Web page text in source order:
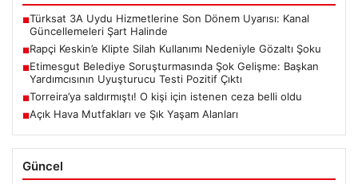
■Türksat 3A Uydu Hizmetlerine Son Dönem Uyarısı: Kanal
Güncellemeleri Şart Halinde
■Rapçi Keskin’e Klipte Silah Kullanımı Nedeniyle Gözaltı Şoku
■Etimesgut Belediye Soruşturmasında Şok Gelişme: Başkan
Yardımcısının Uyuşturucu Testi Pozitif Çıktı
■Torreira’ya saldırmıştı! O kişi için istenen ceza belli oldu
■Açık Hava Mutfakları ve Şık Yaşam Alanları
Güncel